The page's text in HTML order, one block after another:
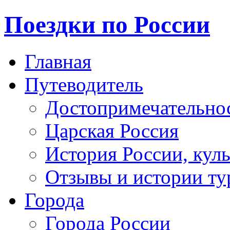
Поездки по России
Главная
Путеводитель
Царская Россия
История России,
Отзывы и истории
Города
Города России